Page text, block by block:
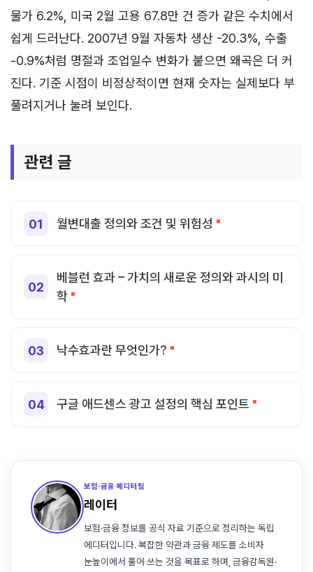
물가 6.2%, 미국 2월 고용 67.8만 건 증가 같은 수치에서
쉽게 드러난다. 2007년 9월 자동차 생산 -20.3%, 수출
-0.9%처럼 명절과 조업일수 변화가 붙으면 왜곡은 더 커
진다. 기준 시점이 비정상적이면 현재 숫자는 실제보다 부
풀려지거나 눌려 보인다.
관련 글
월변대출 정의와 조건 및 위험성
베블런 효과 – 가치의 새로운 정의와 과시의 미
학
낙수효과란 무엇인가?
구글 애드센스 광고 설정의 핵심 포인트
보험·금융 에디터팀
레이터
보험·금융 정보를 공식 자료 기준으로 정리하는 독립
에디터입니다. 복잡한 약관과 금융 제도를 소비자
눈높이에서 풀어 쓰는 것을 목표로 하며, 금융감독원·